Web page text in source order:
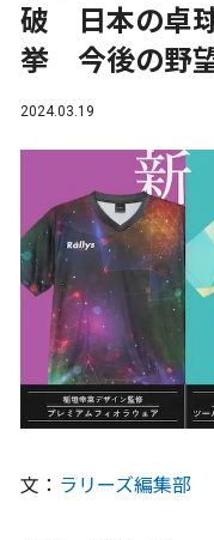
破 日本の卓
挙 今後の野
2024.03.19
文： ラリーズ編集部